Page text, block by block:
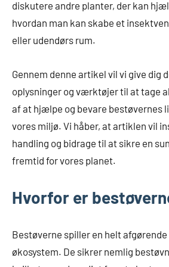
diskutere andre planter, der kan
hvordan man kan skabe et
eller udendørs rum.
Gennem denne artikel vil vi give dig
oplysninger og værktøjer til at tage
af at hjælpe og bevare bestøvernes
vores miljø. Vi håber, at artiklen vil
handling og bidrage til at sikre en
fremtid for vores planet.
Hvorfor er
Bestøverne spiller en helt
økosystem. De sikrer nemlig